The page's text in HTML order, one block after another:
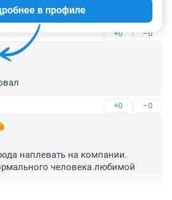
+0 –0
в профиле
+0 –0
наплевать на компании.
человека любимой